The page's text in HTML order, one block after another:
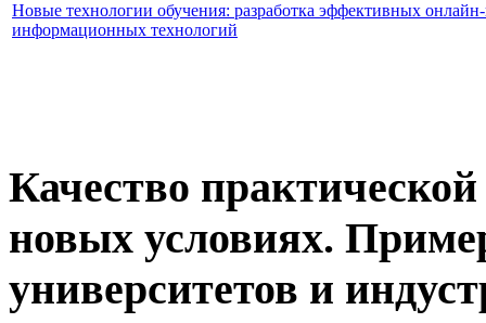
Новые технологии обучения: разработка эффективных
информационных технологий
Качество
новых условиях.
университетов и